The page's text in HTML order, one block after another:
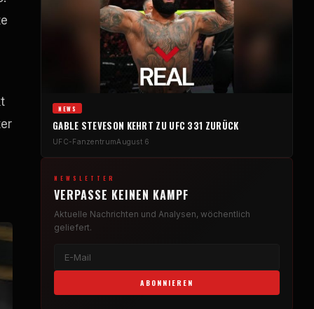
NEWS
GABLE STEVESON KEHRT ZU UFC 331 ZURÜCK
UFC-FanzentrumAugust 6
NEWSLETTER
VERPASSE KEINEN KAMPF
Aktuelle Nachrichten und Analysen, wöchentlich
geliefert.
ABONNIEREN